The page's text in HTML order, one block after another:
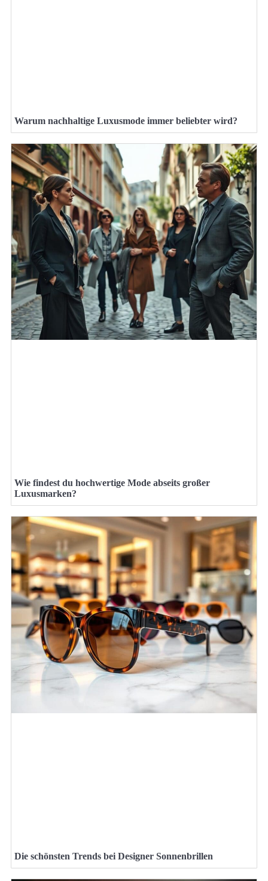
Warum nachhaltige Luxusmode immer beliebter wird?
Wie findest du hochwertige Mode abseits großer
Luxusmarken?
Die schönsten Trends bei Designer Sonnenbrillen